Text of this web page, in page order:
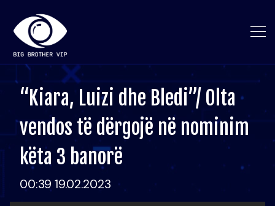
“Kiara, Luizi dhe Bledi”/ Olta
vendos të dërgojë në nominim
këta 3 banorë
00:39 19.02.2023